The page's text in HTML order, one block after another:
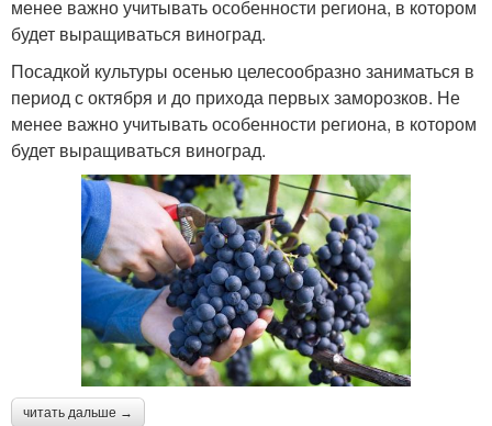
менее важно учитывать особенности региона, в котором
будет выращиваться виноград.
Посадкой культуры осенью целесообразно заниматься в
период с октября и до прихода первых заморозков. Не
менее важно учитывать особенности региона, в котором
будет выращиваться виноград.
читать дальше →